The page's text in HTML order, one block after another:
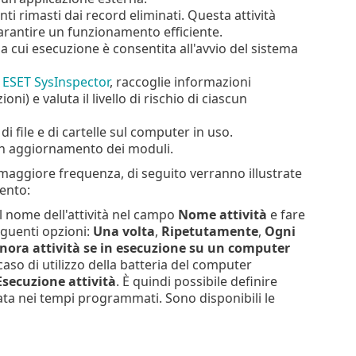
rimasti dai record eliminati. Questa attività
un funzionamento efficiente.
cui esecuzione è consentita all'avvio del sistema
ESET SysInspector, raccoglie informazioni
e valuta il livello di rischio di ciascun
file e di cartelle sul computer in uso.
aggiornamento dei moduli.
frequenza, di seguito verranno illustrate
nome dell'attività nel campo Nome attività e fare
opzioni: Una volta, Ripetutamente, Ogni
attività se in esecuzione su un computer
di utilizzo della batteria del computer
attività. È quindi possibile definire
nei tempi programmati. Sono disponibili le